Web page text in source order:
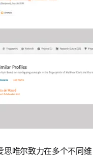
思唯尔致力在多个不同维